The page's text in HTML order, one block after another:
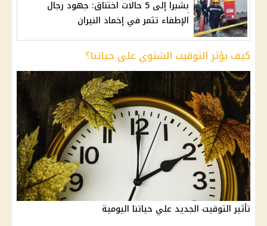
بشبرا إلى 5 حالات اختناق: جهود رجال
الإطفاء تثمر في إخماد النيران
كيف يؤثر التوقيت الشتوي على حياتنا؟
تأثير التوقيت الجديد علي حياتنا اليومية